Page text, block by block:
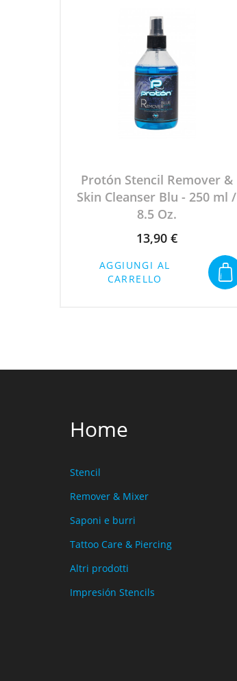
Protón Stencil Remover &
Skin Cleanser Blu - 250 ml /
8.5 Oz.
Prezzo
13,90 €
AGGIUNGI AL
CARRELLO
Home
Stencil
Remover & Mixer
Saponi e burri
Tattoo Care & Piercing
Altri prodotti
Impresión Stencils